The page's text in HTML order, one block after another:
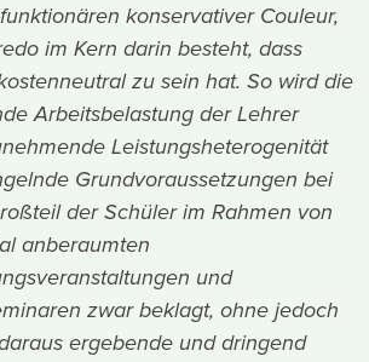
konservativer Couleur,
im Kern darin besteht, dass
zu sein hat. So wird die
Arbeitsbelastung der Lehrer
Leistungsheterogenität
Grundvoraussetzungen bei
der Schüler im Rahmen von
anberaumten
und
zwar beklagt, ohne jedoch
ergebende und dringend